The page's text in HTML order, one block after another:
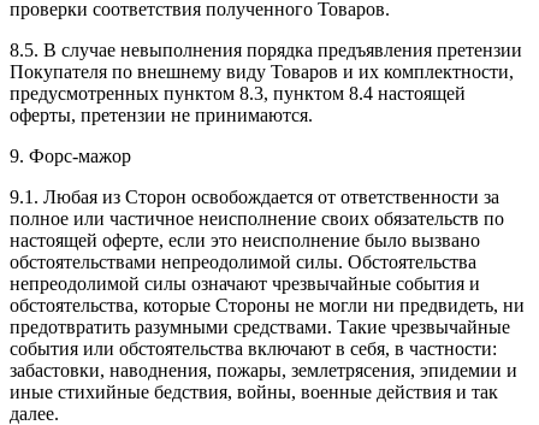
проверки соответствия полученного Товаров.
8.5. В случае невыполнения порядка предъявления претензии
Покупателя по внешнему виду Товаров и их комплектности,
предусмотренных пунктом 8.3, пунктом 8.4 настоящей
оферты, претензии не принимаются.
9. Форс-мажор
9.1. Любая из Сторон освобождается от ответственности за
полное или частичное неисполнение своих обязательств по
настоящей оферте, если это неисполнение было вызвано
обстоятельствами непреодолимой силы. Обстоятельства
непреодолимой силы означают чрезвычайные события и
обстоятельства, которые Стороны не могли ни предвидеть, ни
предотвратить разумными средствами. Такие чрезвычайные
события или обстоятельства включают в себя, в частности:
забастовки, наводнения, пожары, землетрясения, эпидемии и
иные стихийные бедствия, войны, военные действия и так
далее.